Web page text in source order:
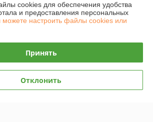
Deal.by
cookies для обеспечения удобства
и предоставления персональных
можете настроить файлы cookies или
Принять
Отклонить